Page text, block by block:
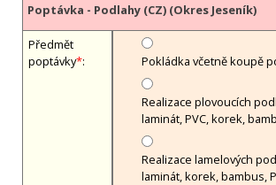
Poptávka - Podlahy (CZ) (Okres Jeseník)
Předmět
poptávky*: Pokládka včetně koupě
Realizace plovoucích
laminát, PVC, korek,
Realizace lamelových
laminát, korek, bambus,